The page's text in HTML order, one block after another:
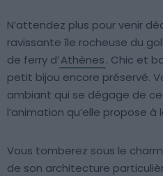
N’attendez plus pour venir
ravissante île rocheuse du
de ferry d’Athènes. Chic et
petit bijou encore préservé.
ambiant qui se dégage de
l’animation qu’elle propose
Vous tomberez sous le
de son architecture